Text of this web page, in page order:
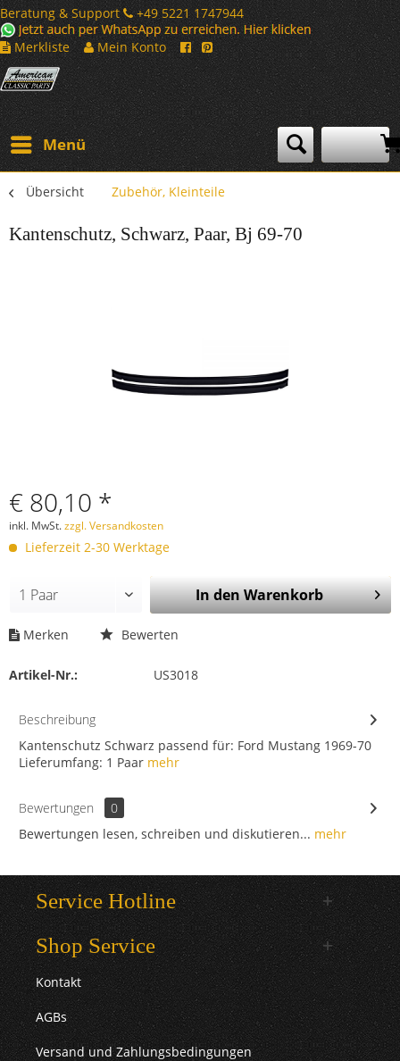
Beratung & Support
+49 5221 1747944
Merkliste
Mein Konto
Menü
Übersicht Zubehör, Kleinteile
Kantenschutz, Schwarz, Paar, Bj 69-70
€ 80,10 *
inkl. MwSt.zzgl. Versandkosten
Lieferzeit 2-30 Werktage
In denWarenkorb
Merken Bewerten
Artikel-Nr.: US3018
Beschreibung
Kantenschutz Schwarz passend für: Ford Mustang 1969-70
Lieferumfang: 1 Paar mehr
Bewertungen
0
Bewertungen lesen, schreiben und diskutieren... mehr
Service Hotline
Shop Service
Kontakt
AGBs
Versand und Zahlungsbedingungen